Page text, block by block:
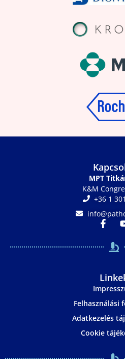
MPT
K&M
+36 1
Felhasználási
Adatkezelés
Cookie